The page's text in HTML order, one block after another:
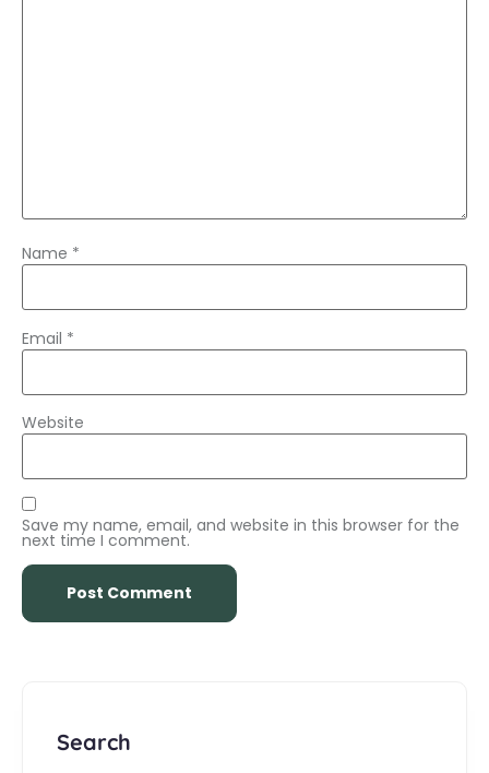
Name *
Email *
Website
Save my name, email, and website in this browser for the
next time I comment.
Search